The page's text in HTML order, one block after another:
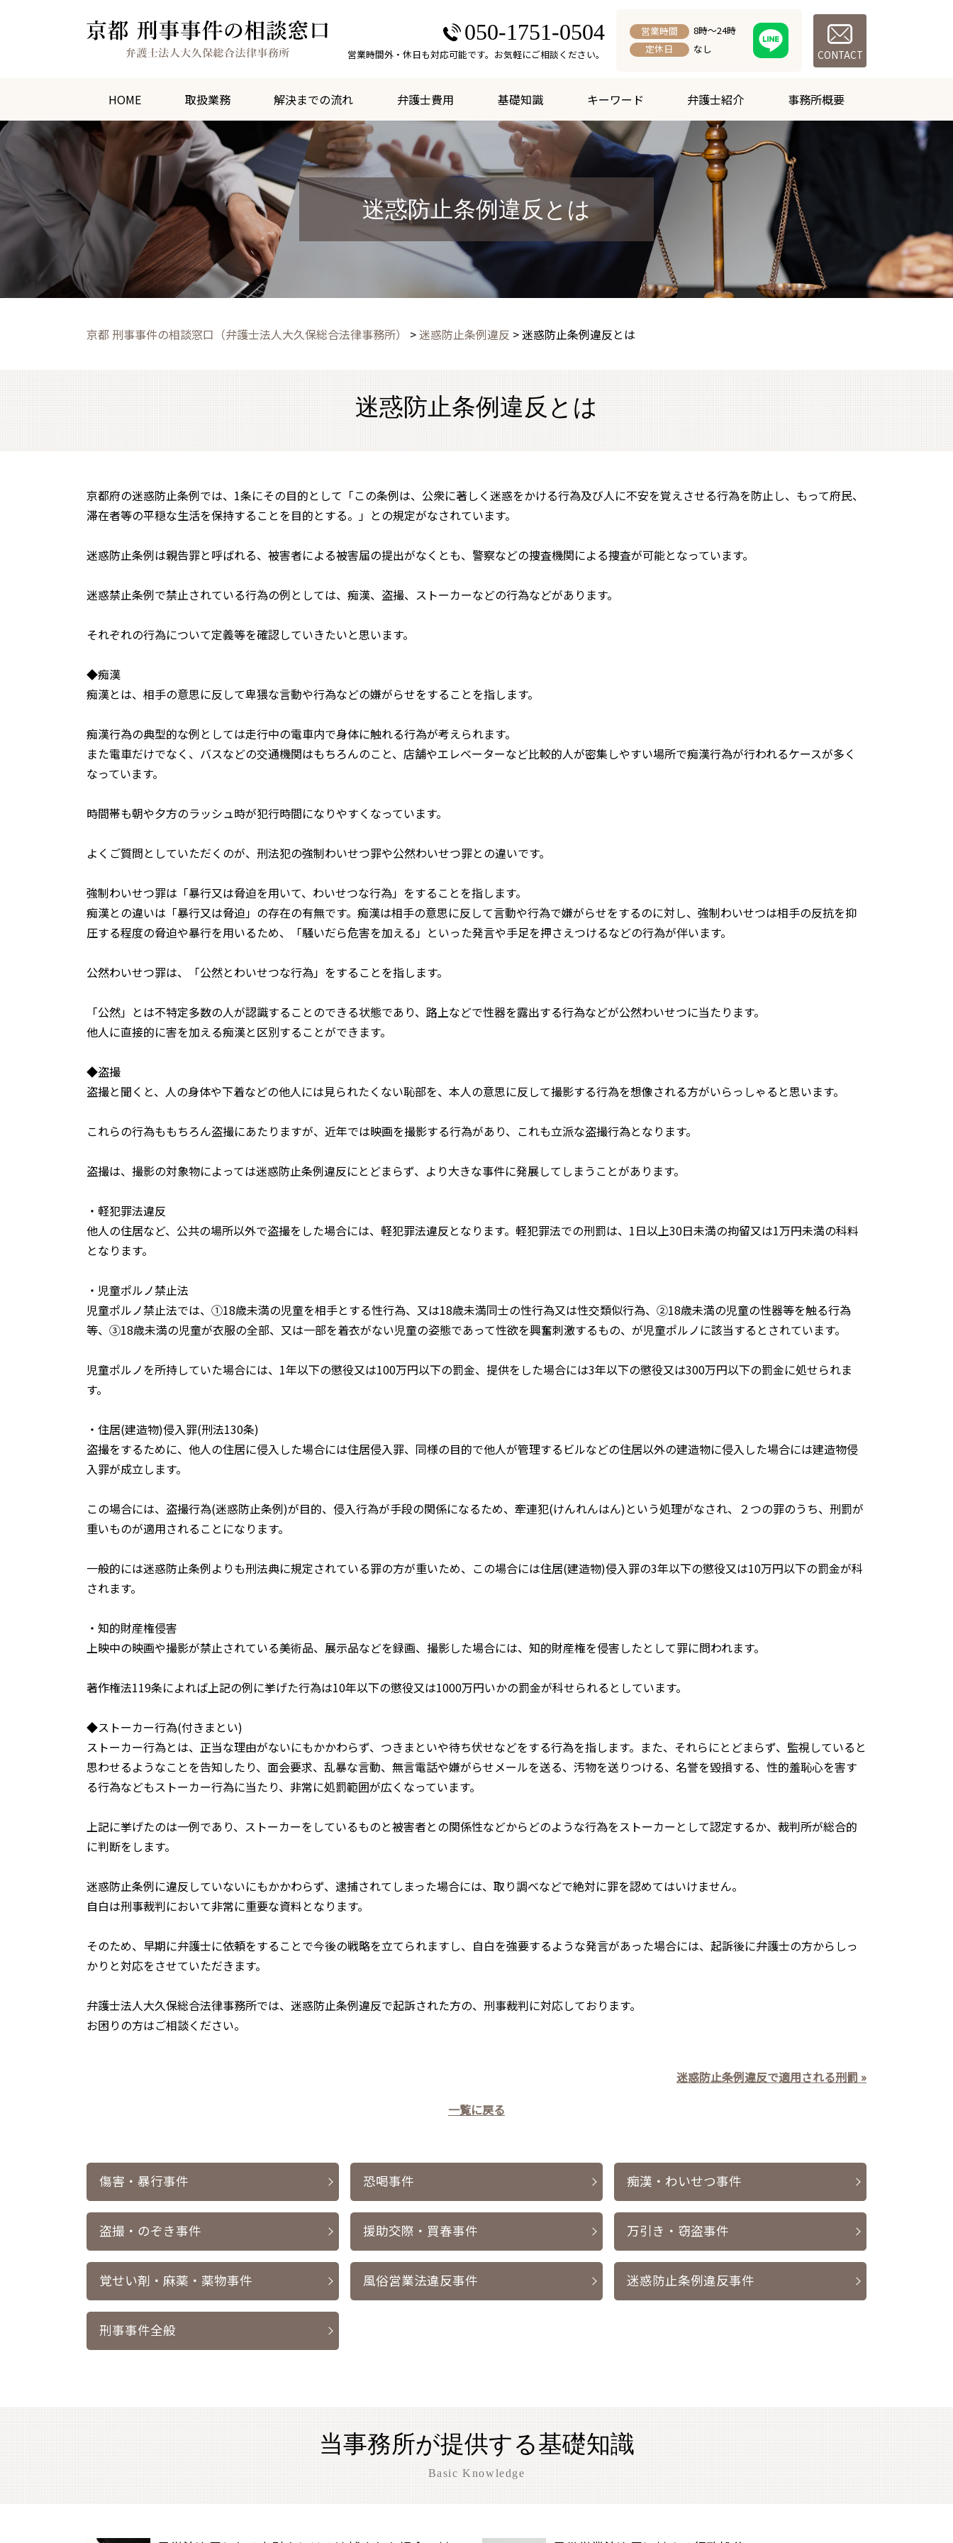
050-1751-0504
営業時間外・休日も対応可能です。お気軽にご相談ください。
営業時間
8時～24時
定休日
なし CONTACT
迷惑防止条例違反とは
HOME 取扱業務 解決までの流れ 弁護士費用 基礎知識 キーワード 弁護士紹介 事務所概要
京都 刑事事件の相談窓口（弁護士法人大久保総合法律事務所） >迷惑防止条例違反 >迷惑防止条例違反とは
迷惑防止条例違反とは
京都府の迷惑防止条例では、1条にその目的として「この条例は、公衆に著しく迷惑をかける行為及び人に不安を覚えさせる行為を防止し、もって府民、
滞在者等の平穏な生活を保持することを目的とする。」との規定がなされています。
迷惑防止条例は親告罪と呼ばれる、被害者による被害届の提出がなくとも、警察などの捜査機関による捜査が可能となっています。
迷惑禁止条例で禁止されている行為の例としては、痴漢、盗撮、ストーカーなどの行為などがあります。
それぞれの行為について定義等を確認していきたいと思います。
◆痴漢
痴漢とは、相手の意思に反して卑猥な言動や行為などの嫌がらせをすることを指します。
痴漢行為の典型的な例としては走行中の電車内で身体に触れる行為が考えられます。
また電車だけでなく、バスなどの交通機関はもちろんのこと、店舗やエレベーターなど比較的人が密集しやすい場所で痴漢行為が行われるケースが多く
なっています。
時間帯も朝や夕方のラッシュ時が犯行時間になりやすくなっています。
よくご質問としていただくのが、刑法犯の強制わいせつ罪や公然わいせつ罪との違いです。
強制わいせつ罪は「暴行又は脅迫を用いて、わいせつな行為」をすることを指します。
痴漢との違いは「暴行又は脅迫」の存在の有無です。痴漢は相手の意思に反して言動や行為で嫌がらせをするのに対し、強制わいせつは相手の反抗を抑
圧する程度の脅迫や暴行を用いるため、「騒いだら危害を加える」といった発言や手足を押さえつけるなどの行為が伴います。
公然わいせつ罪は、「公然とわいせつな行為」をすることを指します。
「公然」とは不特定多数の人が認識することのできる状態であり、路上などで性器を露出する行為などが公然わいせつに当たります。
他人に直接的に害を加える痴漢と区別することができます。
◆盗撮
盗撮と聞くと、人の身体や下着などの他人には見られたくない恥部を、本人の意思に反して撮影する行為を想像される方がいらっしゃると思います。
これらの行為ももちろん盗撮にあたりますが、近年では映画を撮影する行為があり、これも立派な盗撮行為となります。
盗撮は、撮影の対象物によっては迷惑防止条例違反にとどまらず、より大きな事件に発展してしまうことがあります。
・軽犯罪法違反
他人の住居など、公共の場所以外で盗撮をした場合には、軽犯罪法違反となります。軽犯罪法での刑罰は、1日以上30日未満の拘留又は1万円未満の科料
となります。
・児童ポルノ禁止法
児童ポルノ禁止法では、①18歳未満の児童を相手とする性行為、又は18歳未満同士の性行為又は性交類似行為、②18歳未満の児童の性器等を触る行為
等、③18歳未満の児童が衣服の全部、又は一部を着衣がない児童の姿態であって性欲を興奮刺激するもの、が児童ポルノに該当するとされています。
児童ポルノを所持していた場合には、1年以下の懲役又は100万円以下の罰金、提供をした場合には3年以下の懲役又は300万円以下の罰金に処せられま
す。
・住居(建造物)侵入罪(刑法130条)
盗撮をするために、他人の住居に侵入した場合には住居侵入罪、同様の目的で他人が管理するビルなどの住居以外の建造物に侵入した場合には建造物侵
入罪が成立します。
この場合には、盗撮行為(迷惑防止条例)が目的、侵入行為が手段の関係になるため、牽連犯(けんれんはん)という処理がなされ、２つの罪のうち、刑罰が
重いものが適用されることになります。
一般的には迷惑防止条例よりも刑法典に規定されている罪の方が重いため、この場合には住居(建造物)侵入罪の3年以下の懲役又は10万円以下の罰金が科
されます。
・知的財産権侵害
上映中の映画や撮影が禁止されている美術品、展示品などを録画、撮影した場合には、知的財産権を侵害したとして罪に問われます。
著作権法119条によれば上記の例に挙げた行為は10年以下の懲役又は1000万円いかの罰金が科せられるとしています。
◆ストーカー行為(付きまとい)
ストーカー行為とは、正当な理由がないにもかかわらず、つきまといや待ち伏せなどをする行為を指します。また、それらにとどまらず、監視していると
思わせるようなことを告知したり、面会要求、乱暴な言動、無言電話や嫌がらせメールを送る、汚物を送りつける、名誉を毀損する、性的羞恥心を害す
る行為などもストーカー行為に当たり、非常に処罰範囲が広くなっています。
上記に挙げたのは一例であり、ストーカーをしているものと被害者との関係性などからどのような行為をストーカーとして認定するか、裁判所が総合的
に判断をします。
迷惑防止条例に違反していないにもかかわらず、逮捕されてしまった場合には、取り調べなどで絶対に罪を認めてはいけません。
自白は刑事裁判において非常に重要な資料となります。
そのため、早期に弁護士に依頼をすることで今後の戦略を立てられますし、自白を強要するような発言があった場合には、起訴後に弁護士の方からしっ
かりと対応をさせていただきます。
弁護士法人大久保総合法律事務所では、迷惑防止条例違反で起訴された方の、刑事裁判に対応しております。
お困りの方はご相談ください。
迷惑防止条例違反で適用される刑罰 »
一覧に戻る
傷害・暴行事件 恐喝事件 痴漢・わいせつ事件
盗撮・のぞき事件 援助交際・買春事件 万引き・窃盗事件
覚せい剤・麻薬・薬物事件 風俗営業法違反事件 迷惑防止条例違反事件
刑事事件全般
当事務所が提供する基礎知識
Basic Knowledge